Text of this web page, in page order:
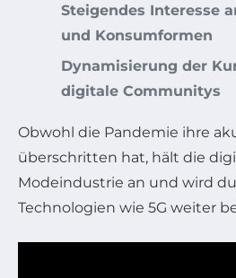
Steigendes Interesse
und Konsumformen
Dynamisierung der
digitale Communitys
Obwohl die Pandemie ihre
überschritten hat, hält die
Modeindustrie an und wird
Technologien wie 5G weiter